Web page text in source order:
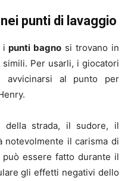
punti di lavaggio
ipunti bagno si trovano in
simili. Per usarli, i giocatori
al punto per
della strada, il sudore, il
notevolmente il carisma di
essere fatto durante il
gli effetti negativi dello